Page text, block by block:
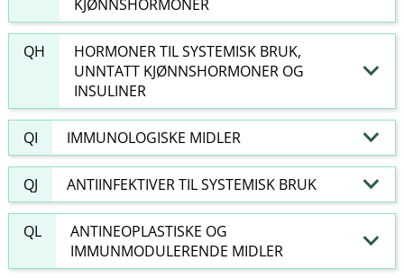
KJØNNSHORMONER
QH
HORMONER TIL SYSTEMISK BRUK,
UNNTATT KJØNNSHORMONER OG
INSULINER
QI IMMUNOLOGISKE MIDLER
QJ ANTIINFEKTIVER TIL SYSTEMISK BRUK
QL
ANTINEOPLASTISKE OG
IMMUNMODULERENDE MIDLER